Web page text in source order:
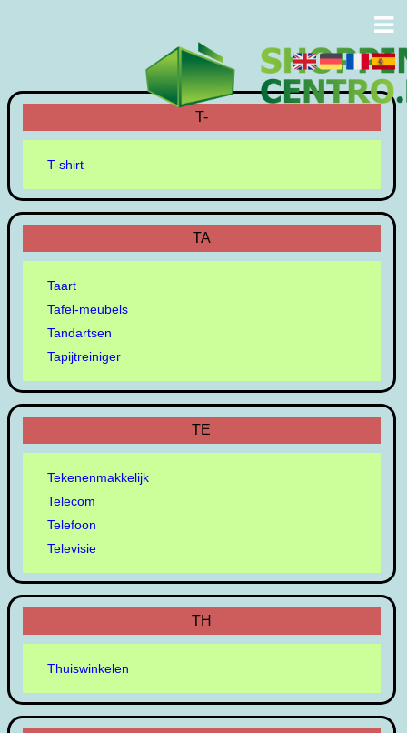
T-
T-shirt
TA
Taart
Tafel-meubels
Tandartsen
Tapijtreiniger
TE
Tekenenmakkelijk
Telecom
Telefoon
Televisie
TH
Thuiswinkelen